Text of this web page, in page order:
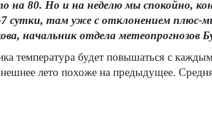
на 80. Но и на неделю мы спокойно,
7 сутки, там уже с отклонением плюс-
начальник отдела метеопрогнозов
температура будет повышаться с
лето похоже на предыдущее.